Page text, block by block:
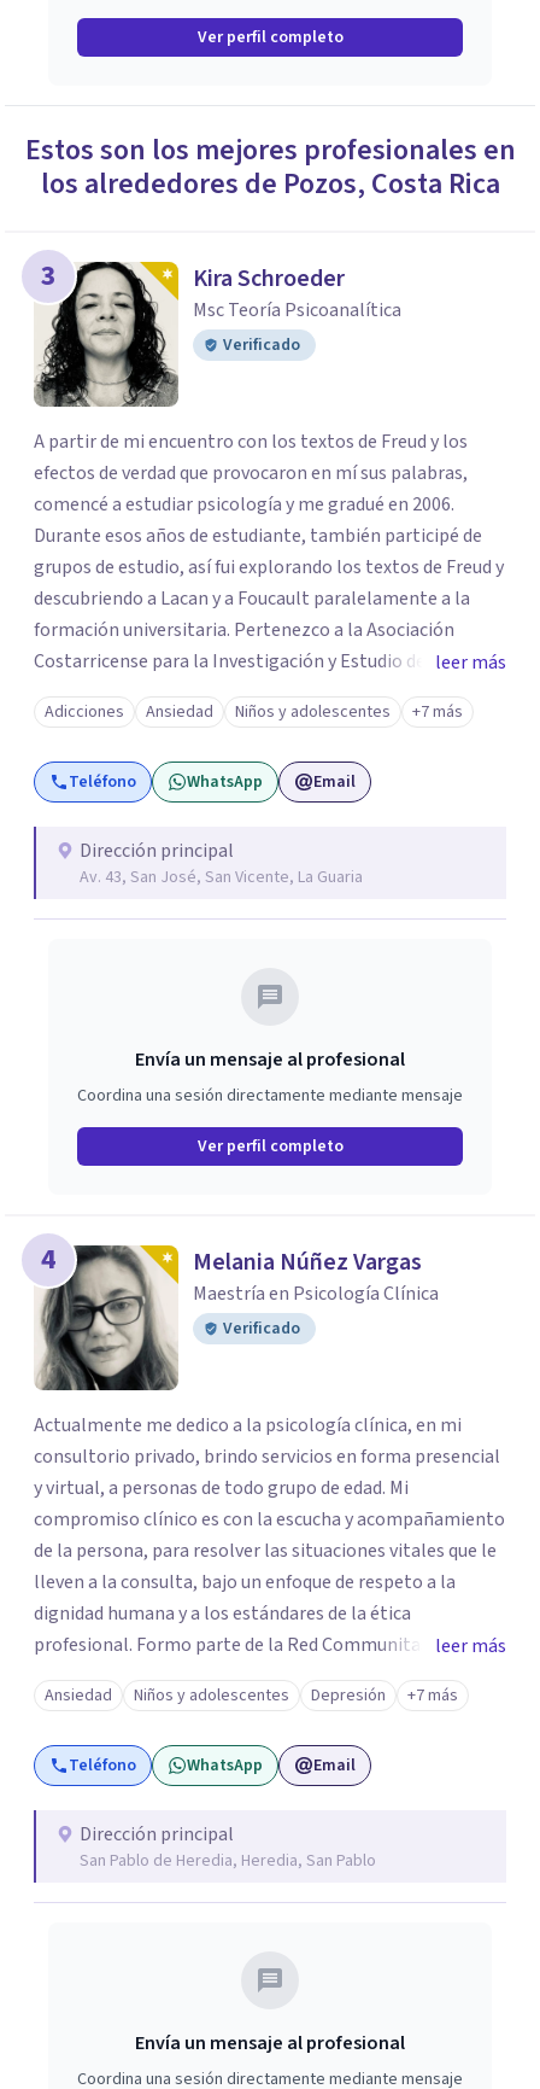
Ver perfil completo
Estos son los mejores profesionales en
los alrededores de Pozos, Costa Rica
3 Kira Schroeder
Msc Teoría Psicoanalítica
Verificado
A partir de mi encuentro con los textos de Freud y los
efectos de verdad que provocaron en mí sus palabras,
comencé a estudiar psicología y me gradué en 2006.
Durante esos años de estudiante, también participé de
grupos de estudio, así fui explorando los textos de Freud y
descubriendo a Lacan y a Foucault paralelamente a la
formación universitaria. Pertenezco a la Asociación
Costarricense para la Investigación y Estudio del
Psicoanálisis. En el 2020 me titulé de la Maestría
Académica en Teoría Psicoanlítica de la Universidad de
Costa Rica, otorgándoseme la graduación de honor. Del
2017 al 2023 trabajé en el programa Escucharte del
Fundamentes. Con el objetivo de la prevención
psicosocial de poblaciones menores de edad en
vulnerabilidad psicosocial desde una epistemología
espacios de transmisión del psicoanálisis fuera del
de Moravia, y Lectura compartida: Sexualidades
Femeninas.
leer más
Adicciones Ansiedad Niños y adolescentes +7 más
Teléfono WhatsApp Email
Dirección principal
Av. 43, San José, San Vicente, La Guaria
Envía un mensaje al profesional
Coordina una sesión directamente mediante mensaje
Ver perfil completo
4 Melania Núñez Vargas
Maestría en Psicología Clínica
Verificado
Actualmente me dedico a la psicología clínica, en mi
consultorio privado, brindo servicios en forma presencial
y virtual, a personas de todo grupo de edad. Mi
compromiso clínico es con la escucha y acompañamiento
de la persona, para resolver las situaciones vitales que le
lleven a la consulta, bajo un enfoque de respeto a la
dignidad humana y a los estándares de la ética
profesional. Formo parte de la Red Communitas,
Comunidad de Psicólogas y Psicólogos clínicos y
psicoanalistas reconocidos en Costa Rica (). Además, soy
docente de la carrera de Psicología, en la Universidad
Centroamericana de Ciencias Sociales (UCACIS) y en la
leer más
Ansiedad Niños y adolescentes Depresión +7 más
Teléfono WhatsApp Email
Dirección principal
San Pablo de Heredia, Heredia, San Pablo
Envía un mensaje al profesional
Coordina una sesión directamente mediante mensaje